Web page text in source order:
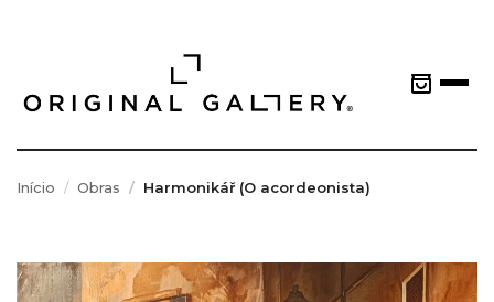
Início Obras Harmonikář (O acordeonista)